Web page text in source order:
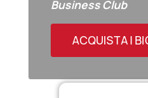
Business Club
ACQUISTA I